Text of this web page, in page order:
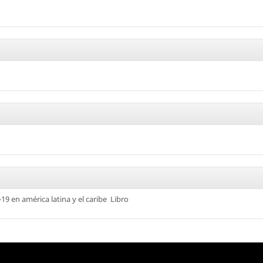
en américa latina y el caribe Libro